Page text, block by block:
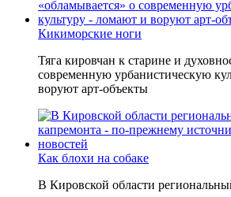
Кикиморские ноги
Тяга кировчан к старине и
современную урбанистическую
воруют арт-объекты
Как блохи на собаке
В Кировской области